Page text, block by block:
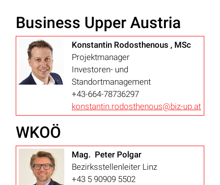
Business Upper Austria
Konstantin Rodosthenous , MSc
Projektmanager
Investoren- und
Standortmanagement
+43-664-78736297
konstantin.rodosthenous@biz-up.at
WKOÖ
Mag. Peter Polgar
Bezirksstellenleiter Linz
+43 5 90909 5502